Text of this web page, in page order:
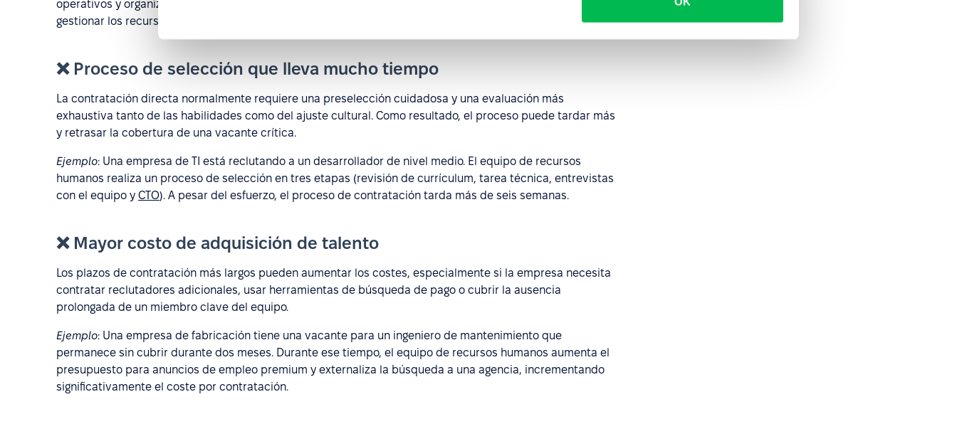
operativos y organizativos que deben ser considerados al planificar el proceso de reclutamiento y
gestionar los recursos humanos.
❌ Proceso de selección que lleva mucho tiempo
La contratación directa normalmente requiere una preselección cuidadosa y una evaluación más
exhaustiva tanto de las habilidades como del ajuste cultural. Como resultado, el proceso puede tardar más
y retrasar la cobertura de una vacante crítica.
Ejemplo: Una empresa de TI está reclutando a un desarrollador de nivel medio. El equipo de recursos
humanos realiza un proceso de selección en tres etapas (revisión de currículum, tarea técnica, entrevistas
con el equipo y CTO). A pesar del esfuerzo, el proceso de contratación tarda más de seis semanas.
❌ Mayor costo de adquisición de talento
Los plazos de contratación más largos pueden aumentar los costes, especialmente si la empresa necesita
contratar reclutadores adicionales, usar herramientas de búsqueda de pago o cubrir la ausencia
prolongada de un miembro clave del equipo.
Ejemplo: Una empresa de fabricación tiene una vacante para un ingeniero de mantenimiento que
permanece sin cubrir durante dos meses. Durante ese tiempo, el equipo de recursos humanos aumenta el
presupuesto para anuncios de empleo premium y externaliza la búsqueda a una agencia, incrementando
significativamente el coste por contratación.